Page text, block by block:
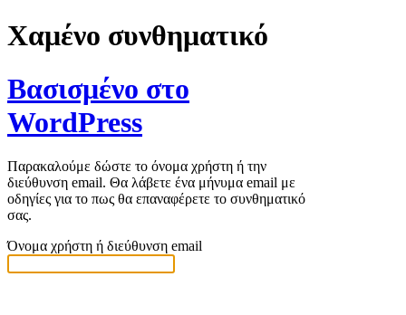
Χαμένο συνθηματικό
Βασισμένο στο
WordPress
Παρακαλούμε δώστε το όνομα χρήστη ή την
διεύθυνση email. Θα λάβετε ένα μήνυμα email με
οδηγίες για το πως θα επαναφέρετε το συνθηματικό
σας.
Όνομα χρήστη ή διεύθυνση email